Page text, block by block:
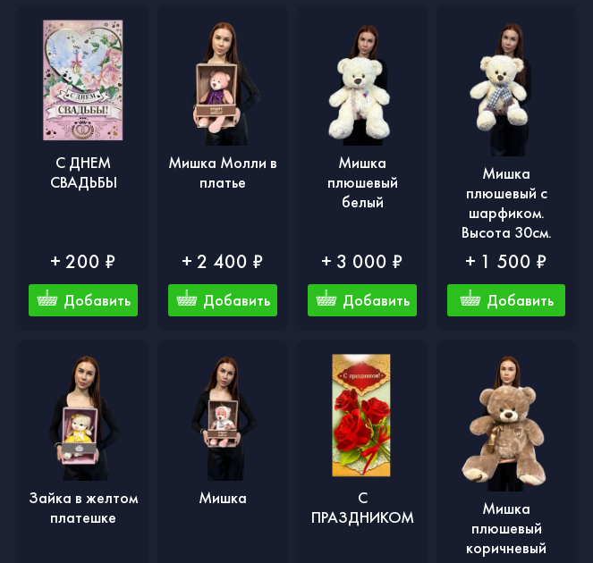
С ДНЕМ
СВАДЬБЫ
+ 200 ₽
Добавить
Мишка Молли в
платье
+ 2 400 ₽
Добавить
Мишка
плюшевый
белый
+ 3 000 ₽
Добавить
Мишка
плюшевый с
шарфиком.
Высота 30см.
+ 1 500 ₽
Добавить
Зайка в желтом
платешке
Мишка
С
ПРАЗДНИКОМ
Мишка
плюшевый
коричневый